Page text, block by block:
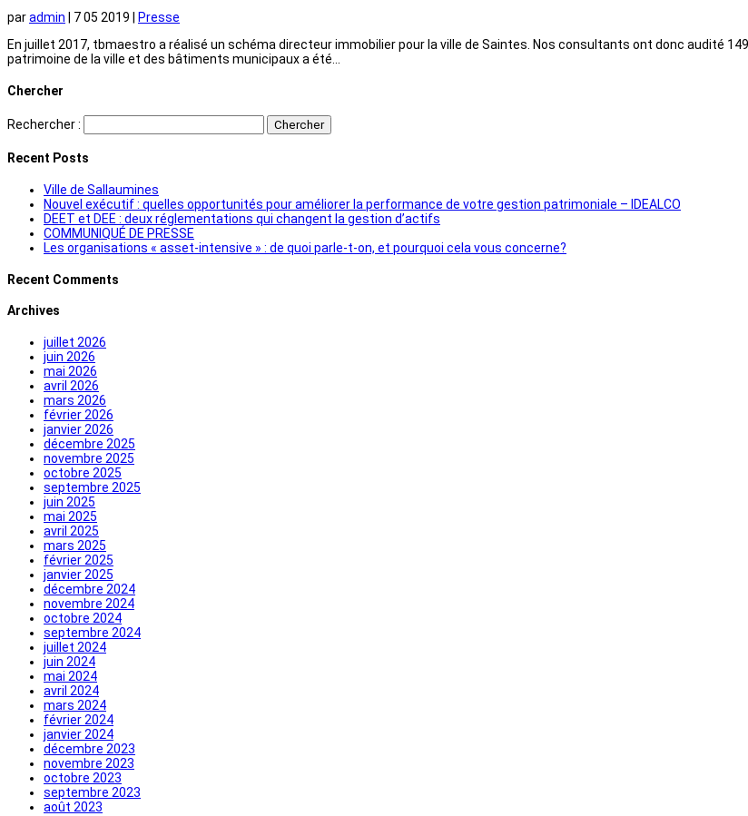
paradmin 7 05 2019
Presse
En juillet 2017, tbmaestro a réalisé un schéma directeur immobilier pour la ville de Saintes. Nos consultants ont donc audité
patrimoine de la ville et des bâtiments municipaux a été...
Chercher
Rechercher :
Recent Posts
Ville de Sallaumines
Nouvel exécutif : quelles opportunités pour améliorer la performance de votre gestion patrimoniale – IDEALCO
DEET et DEE : deux réglementations qui changent la gestion d’actifs
COMMUNIQUÉ DE PRESSE
Les organisations « asset-intensive » : de quoi parle-t-on, et pourquoi cela vous concerne?
Recent Comments
Archives
juillet 2026
juin 2026
mai 2026
avril 2026
mars 2026
février 2026
janvier 2026
décembre 2025
novembre 2025
octobre 2025
septembre 2025
juin 2025
mai 2025
avril 2025
mars 2025
février 2025
janvier 2025
décembre 2024
novembre 2024
octobre 2024
septembre 2024
juillet 2024
juin 2024
mai 2024
avril 2024
mars 2024
février 2024
janvier 2024
décembre 2023
novembre 2023
octobre 2023
septembre 2023
août 2023